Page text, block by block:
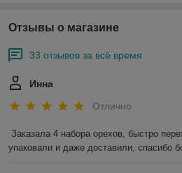
Отзывы о магазине
33 отзывов за всё время
Инна
Отлично
Заказала 4 набора орехов, быстро
упаковали и даже доставили, спасибо